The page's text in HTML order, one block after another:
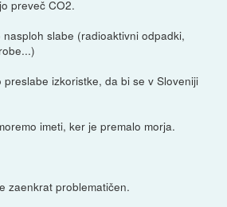
preveč CO2.
slabe (radioaktivni odpadki,
izkoristke, da bi se v Sloveniji
imeti, ker je premalo morja.
zaenkrat problematičen.